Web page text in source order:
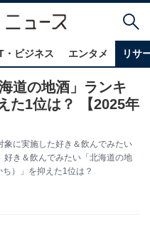
・ビジネス エンタメ リサ
道の地酒」ランキ
た1位は？ 【2025年
に実施した好き＆飲んでみたい
き＆飲んでみたい「北海道の地
）」を抑えた1位は？